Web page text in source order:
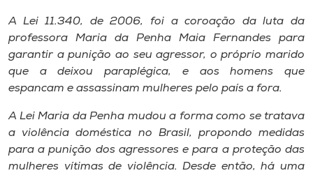
A Lei 11.340, de 2006, foi a coroação da luta da
professora Maria da Penha Maia Fernandes para
garantir a punição ao seu agressor, o próprio marido
que a deixou paraplégica, e aos homens que
espancam e assassinam mulheres pelo país a fora.
A Lei Maria da Penha mudou a forma como se tratava
a violência doméstica no Brasil, propondo medidas
para a punição dos agressores e para a proteção das
mulheres vítimas de violência. Desde então, há uma